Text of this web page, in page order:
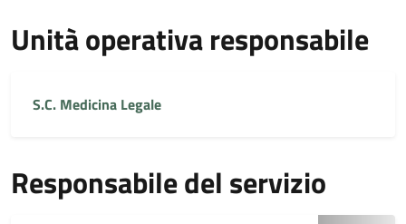
Unità operativa responsabile
S.C. Medicina Legale
Responsabile del servizio